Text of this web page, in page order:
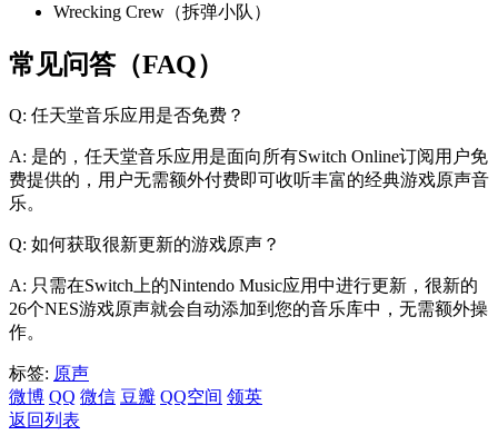
Wrecking Crew（拆弹小队）
常见问答（FAQ）
Q: 任天堂音乐应用是否免费？
A: 是的，任天堂音乐应用是面向所有Switch Online订阅用户免
费提供的，用户无需额外付费即可收听丰富的经典游戏原声音
乐。
Q: 如何获取很新更新的游戏原声？
A: 只需在Switch上的Nintendo Music应用中进行更新，很新的
26个NES游戏原声就会自动添加到您的音乐库中，无需额外操
作。
标签: 原声
微博 QQ 微信 豆瓣 QQ空间 领英
返回列表